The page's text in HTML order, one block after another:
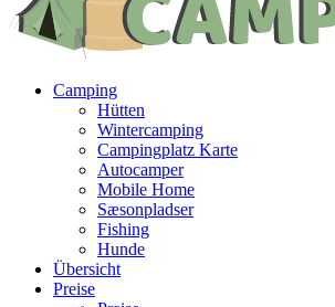
Camping
Hütten
Wintercamping
Campingplatz Karte
Autocamper
Mobile Home
Sæsonpladser
Fishing
Hunde
Übersicht
Preise